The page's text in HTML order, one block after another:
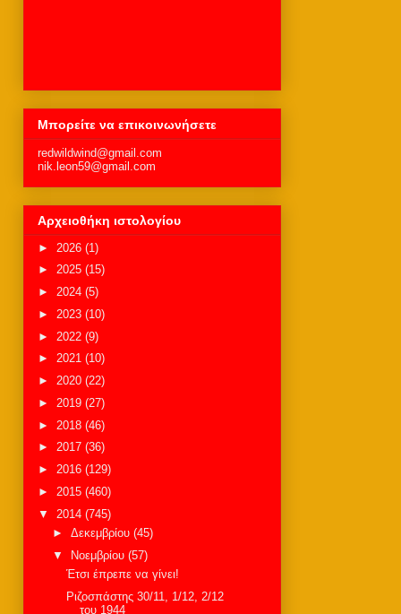
Μπορείτε να επικοινωνήσετε
redwildwind@gmail.com
nik.leon59@gmail.com
Αρχειοθήκη ιστολογίου
► 2026 (1)
► 2025 (15)
► 2024 (5)
► 2023 (10)
► 2022 (9)
► 2021 (10)
► 2020 (22)
► 2019 (27)
► 2018 (46)
► 2017 (36)
► 2016 (129)
► 2015 (460)
▼ 2014 (745)
► Δεκεμβρίου (45)
▼
Νοεμβρίου (57)
Έτσι έπρεπε να γίνει!
Ριζοσπάστης 30/11, 1/12, 2/12
του 1944